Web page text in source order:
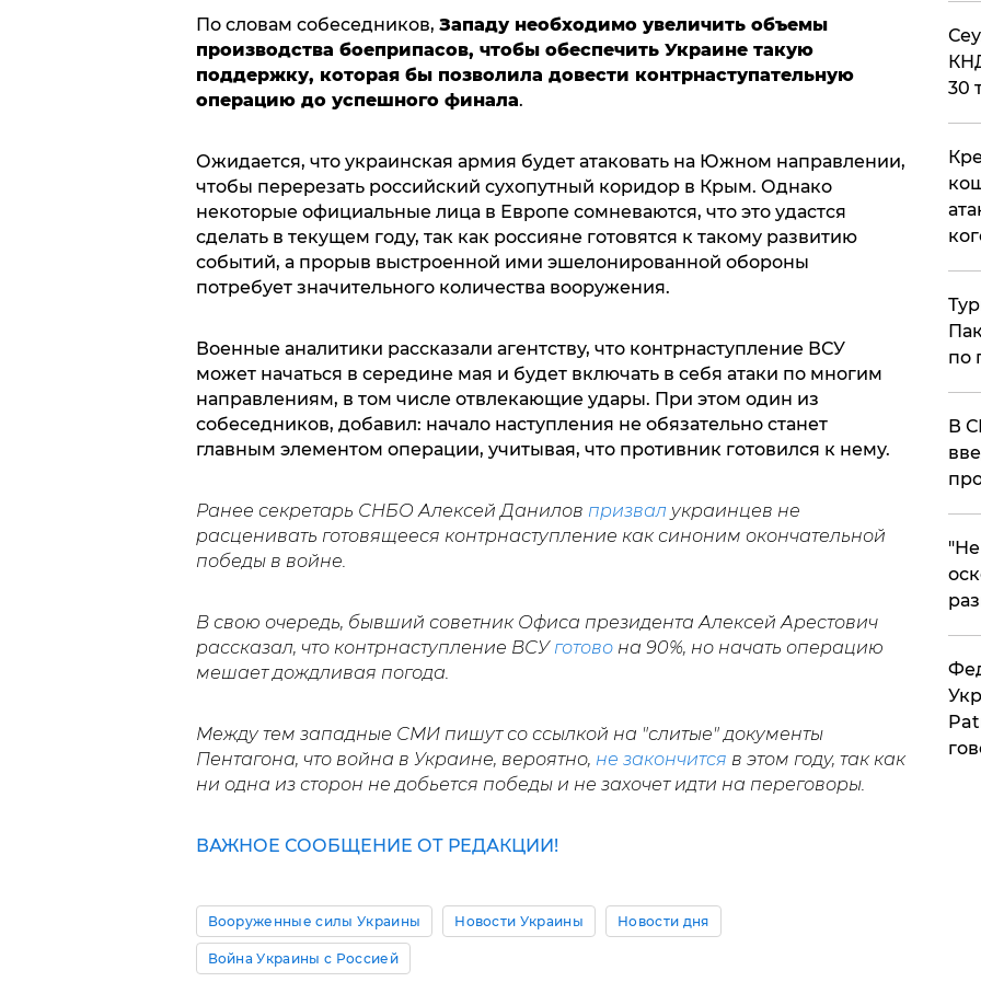
По словам собеседников, Западу необходимо увеличить объемы
производства боеприпасов, чтобы обеспечить Украине такую
поддержку, которая бы позволила довести контрнаступательную
операцию до успешного финала.
Ожидается, что украинская армия будет атаковать на Южном направлении,
чтобы перерезать российский сухопутный коридор в Крым. Однако
некоторые официальные лица в Европе сомневаются, что это удастся
сделать в текущем году, так как россияне готовятся к такому развитию
событий, а прорыв выстроенной ими эшелонированной обороны
потребует значительного количества вооружения.
Военные аналитики рассказали агентству, что контрнаступление ВСУ
может начаться в середине мая и будет включать в себя атаки по многим
направлениям, в том числе отвлекающие удары. При этом один из
собеседников, добавил: начало наступления не обязательно станет
главным элементом операции, учитывая, что противник готовился к нему.
Ранее секретарь СНБО Алексей Данилов призвал украинцев не
расценивать готовящееся контрнаступление как синоним окончательной
победы в войне.
В свою очередь, бывший советник Офиса президента Алексей Арестович
рассказал, что контрнаступление ВСУ готовона 90%, но начать операцию
мешает дождливая погода.
Между тем западные СМИ пишут со ссылкой на "слитые" документы
Пентагона, что война в Украине, вероятно, не закончится в этом году, так как
ни одна из сторон не добьется победы и не захочет идти на переговоры.
ВАЖНОЕ СООБЩЕНИЕ ОТ РЕДАКЦИИ!
Вооруженные силы Украины Новости Украины Новости дня
Война Украины с Россией
30
по
В